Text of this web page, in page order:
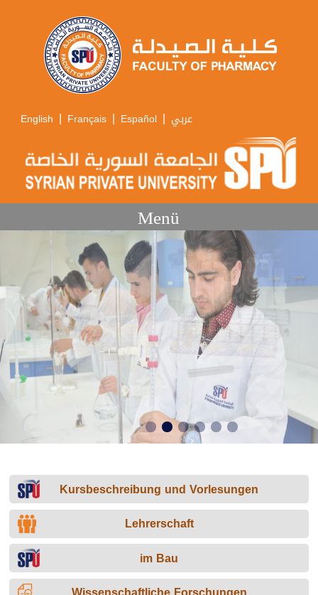
English | Français | Español | عربي
Menü
Kursbeschreibung und Vorlesungen
Lehrerschaft
im Bau